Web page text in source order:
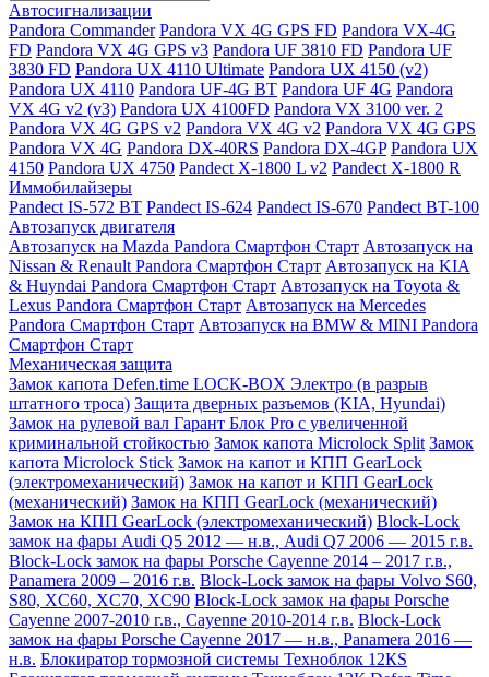
Автосигнализации
Pandora Commander Pandora VX 4G GPS FD Pandora VX-4G
FD Pandora VX 4G GPS v3 Pandora UF 3810 FD Pandora UF
3830 FD Pandora UX 4110 Ultimate Pandora UX 4150 (v2)
Pandora UX 4110 Pandora UF-4G BT Pandora UF 4G Pandora
VX 4G v2 (v3) Pandora UX 4100FD Pandora VX 3100 ver. 2
Pandora VX 4G GPS v2 Pandora VX 4G v2 Pandora VX 4G GPS
Pandora VX 4G Pandora DX-40RS Pandora DX-4GP Pandora UX
4150 Pandora UX 4750 Pandect X-1800 L v2 Pandect X-1800 R
Иммобилайзеры
Pandect IS-572 BT Pandect IS-624 Pandect IS-670 Pandect BT-100
Автозапуск двигателя
Автозапуск на Mazda Pandora Смартфон Старт Автозапуск на
Nissan & Renault Pandora Смартфон Старт Автозапуск на KIA
& Huyndai Pandora Смартфон Старт Автозапуск на Toyota &
Lexus Pandora Смартфон Старт Автозапуск на Mercedes
Pandora Смартфон Старт Автозапуск на BMW & MINI Pandora
Смартфон Старт
Механическая защита
Замок капота Defen.time LOCK-BOX Электро (в разрыв
штатного троса) Защита дверных разъемов (KIA, Hyundai)
Замок на рулевой вал Гарант Блок Pro с увеличенной
криминальной стойкостью Замок капота Microlock Split Замок
капота Microlock Stick Замок на капот и КПП GearLock
(электромеханический) Замок на капот и КПП GearLock
(механический) Замок на КПП GearLock (механический)
Замок на КПП GearLock (электромеханический) Block-Lock
замок на фары Audi Q5 2012 — н.в., Audi Q7 2006 — 2015 г.в.
Block-Lock замок на фары Porsche Cayenne 2014 – 2017 г.в.,
Panamera 2009 – 2016 г.в. Block-Lock замок на фары Volvo S60,
S80, XC60, XC70, XC90 Block-Lock замок на фары Porsche
Cayenne 2007-2010 г.в., Cayenne 2010-2014 г.в. Block-Lock
замок на фары Porsche Cayenne 2017 — н.в., Panamera 2016 —
н.в. Блокиратор тормозной системы Техноблок 12КS